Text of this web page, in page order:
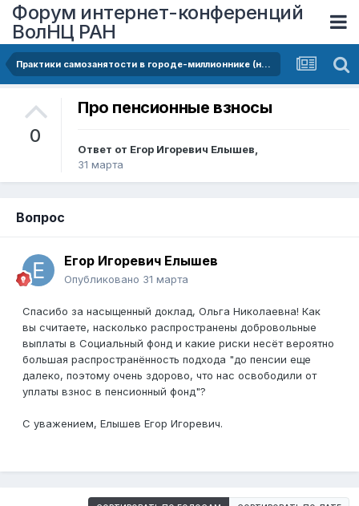
Форум интернет-конференций
ВолНЦ РАН
Практики самозанятости в городе-миллионнике (на примере городского округа Самара)
0
Про пенсионные взносы
Ответ от Егор Игоревич Елышев,
31 марта
Вопрос
Егор Игоревич Елышев
Опубликовано 31 марта
Спасибо за насыщенный доклад, Ольга Николаевна! Как
вы считаете, насколько распространены добровольные
выплаты в Социальный фонд и какие риски несёт вероятно
большая распространённость подхода "до пенсии еще
далеко, поэтому очень здорово, что нас освободили от
уплаты взнос в пенсионный фонд"?
С уважением, Елышев Егор Игоревич.